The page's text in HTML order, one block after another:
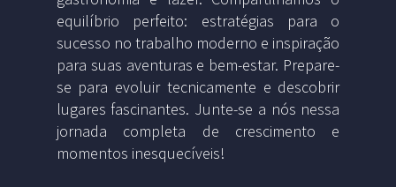
equilíbrio perfeito: estratégias para o
sucesso no trabalho moderno e inspiração
para suas aventuras e bem-estar. Prepare-
se para evoluir tecnicamente e descobrir
lugares fascinantes. Junte-se a nós nessa
jornada completa de crescimento e
momentos inesquecíveis!